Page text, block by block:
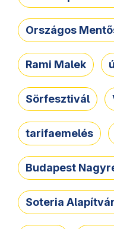
Országos
Rami Malek
Sörfesztivál
tarifaemelés
Budapest
Soteria